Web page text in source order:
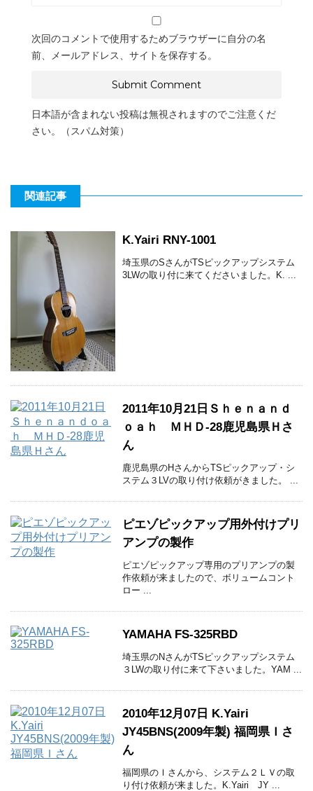
次回のコメントで使用するためブラウザーに自分の名
前、メールアドレス、サイトを保存する。
日本語が含まれない投稿は無視されますのでご注意くだ
さい。（スパム対策）
関連記事
K.Yairi RNY-1001
埼玉県のSさんがTSピックアップシステム
3LWの取り付に来てくださいました。K. ...
2011年10月21日Ｓｈｅｎａｎｄ
ｏａｈ ＭＨＤ-28鹿児島県Ｈさ
ん
鹿児島県のHさんからTSピックアップ・シ
ステム３LVの取り付け依頼がきました。 ...
ピエゾピックアップ用外付けプリ
アンプの製作
ピエゾピックアップ専用のプリアンプの製
作依頼が来ましたので、ボリュームコント
ロー ...
YAMAHA FS-325RBD
埼玉県のNさんがTSピックアップシステム
３LWの取り付に来て下さいました。YAM ...
2010年12月07日 K.Yairi
JY45BNS(2009年製) 福岡県Ｉさ
ん
福岡県のＩさんから、システム２ＬＶの取
り付け依頼が来ました。K.Yairi JY ...